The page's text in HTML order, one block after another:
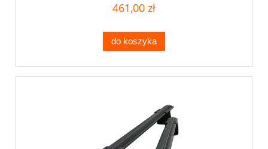
461,00 zł
do koszyka